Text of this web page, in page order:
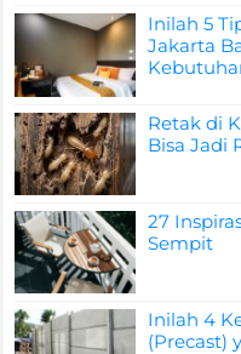
Inilah 5
Jakarta
Retak di
Bisa Jadi
27
Sempit
Inilah 4
(Precast)